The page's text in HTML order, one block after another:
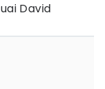
David